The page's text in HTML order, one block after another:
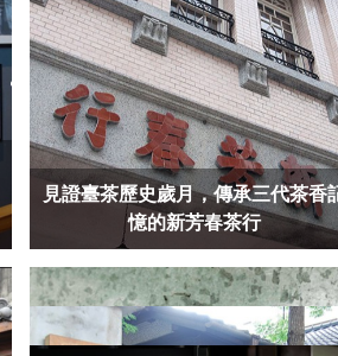
見證臺茶歷史歲月，傳承三代茶香
憶的新芳春茶行